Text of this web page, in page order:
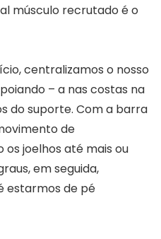
músculo recrutado é o
centralizamos o nosso
– a nas costas na
do suporte. Com a barra
de
joelhos até mais ou
em seguida,
estarmos de pé